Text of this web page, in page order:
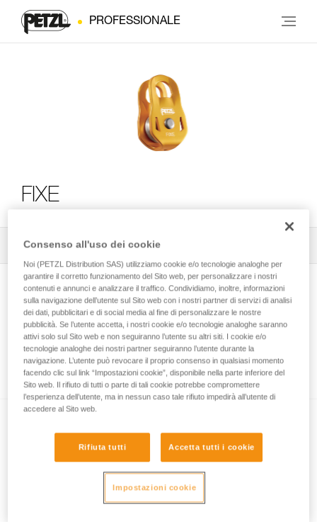
PROFESSIONALE
FIXE
Tutti i consigli tecnici 2
Come calcolare il rapporto del paranco
Test di efficacia e rendimento di un paranco
Consenso all'uso dei cookie
Noi (PETZL Distribution SAS) utilizziamo cookie e/o tecnologie analoghe per
garantire il corretto funzionamento del Sito web, per personalizzare i nostri
contenuti e annunci e analizzare il traffico. Condividiamo, inoltre, informazioni
sulla navigazione dell’utente sul Sito web con i nostri partner di servizi di analisi
dei dati, pubblicitari e di social media al fine di personalizzare le nostre
pubblicità. Se l’utente accetta, i nostri cookie e/o tecnologie analoghe saranno
attivi solo sul Sito web e non seguiranno l’utente su altri siti. I cookie e/o
tecnologie analoghe dei nostri partner seguiranno l’utente durante la
navigazione. L’utente può revocare il proprio consenso in qualsiasi momento
facendo clic sul link “Impostazioni cookie”, disponibile nella parte inferiore del
Sito web. Il rifiuto di tutti o parte di tali cookie potrebbe compromettere
l’esperienza dell’utente, ma in nessun caso tale rifiuto impedirà all’utente di
accedere al Sito web.
Rifiuta tutti Accetta tutti i cookie
Impostazioni cookie